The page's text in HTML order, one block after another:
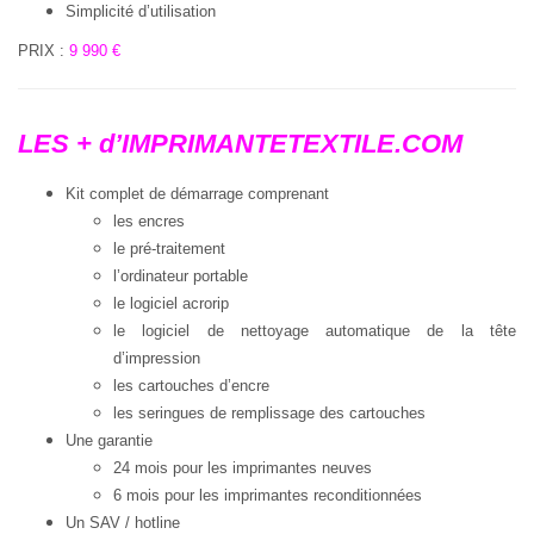
Simplicité d’utilisation
PRIX : 9 990 €
LES + d’IMPRIMANTETEXTILE.COM
Kit complet de démarrage comprenant
les encres
le pré-traitement
l’ordinateur portable
le logiciel acrorip
le logiciel de nettoyage automatique de la tête
d’impression
les cartouches d’encre
les seringues de remplissage des cartouches
Une garantie
24 mois pour les imprimantes neuves
6 mois pour les imprimantes reconditionnées
Un SAV / hotline